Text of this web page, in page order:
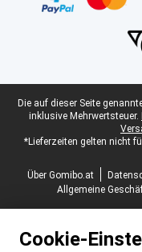
Juristische Fußzeile
Die auf dieser Seite
inklusive Mehrwertsteuer.
*Lieferzeiten gelten nicht
Über Gomibo.at
Allgemeine
Cookie-